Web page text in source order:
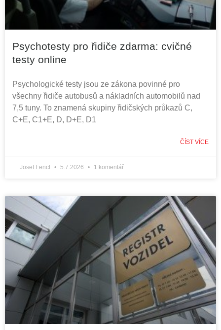
Psychotesty pro řidiče zdarma: cvičné
testy online
Psychologické testy jsou ze zákona povinné pro
všechny řidiče autobusů a nákladních automobilů nad
7,5 tuny. To znamená skupiny řidičských průkazů C,
C+E, C1+E, D, D+E, D1
ČÍST VÍCE
Josef Fencl 5.7.2026 1 komentář